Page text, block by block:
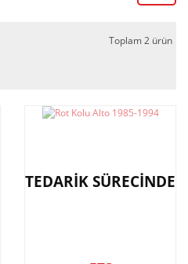
Toplam 2 ürün
TEDARİK SÜRECİNDE